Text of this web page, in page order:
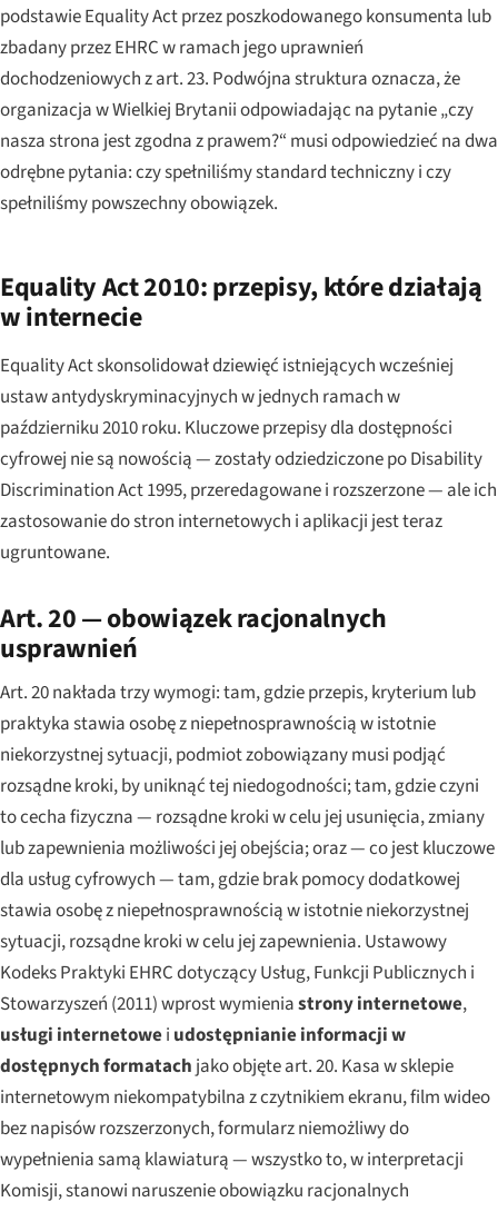
podstawie Equality Act przez poszkodowanego konsumenta lub
zbadany przez EHRC w ramach jego uprawnień
dochodzeniowych z art. 23. Podwójna struktura oznacza, że
organizacja w Wielkiej Brytanii odpowiadając na pytanie „czy
nasza strona jest zgodna z prawem?“ musi odpowiedzieć na dwa
odrębne pytania: czy spełniliśmy standard techniczny i czy
spełniliśmy powszechny obowiązek.
Equality Act 2010: przepisy, które działają
w internecie
Equality Act skonsolidował dziewięć istniejących wcześniej
ustaw antydyskryminacyjnych w jednych ramach w
październiku 2010 roku. Kluczowe przepisy dla dostępności
cyfrowej nie są nowością — zostały odziedziczone po Disability
Discrimination Act 1995, przeredagowane i rozszerzone — ale ich
zastosowanie do stron internetowych i aplikacji jest teraz
ugruntowane.
Art. 20 — obowiązek racjonalnych
usprawnień
Art. 20 nakłada trzy wymogi: tam, gdzie przepis, kryterium lub
praktyka stawia osobę z niepełnosprawnością w istotnie
niekorzystnej sytuacji, podmiot zobowiązany musi podjąć
rozsądne kroki, by uniknąć tej niedogodności; tam, gdzie czyni
to cecha fizyczna — rozsądne kroki w celu jej usunięcia, zmiany
lub zapewnienia możliwości jej obejścia; oraz — co jest kluczowe
dla usług cyfrowych — tam, gdzie brak pomocy dodatkowej
stawia osobę z niepełnosprawnością w istotnie niekorzystnej
sytuacji, rozsądne kroki w celu jej zapewnienia. Ustawowy
Kodeks Praktyki EHRC dotyczący Usług, Funkcji Publicznych i
Stowarzyszeń (2011) wprost wymieniastrony internetowe,
usługi internetowei udostępnianie informacji w
dostępnych formatach jako objęte art. 20. Kasa w sklepie
internetowym niekompatybilna z czytnikiem ekranu, film wideo
bez napisów rozszerzonych, formularz niemożliwy do
wypełnienia samą klawiaturą — wszystko to, w interpretacji
Komisji, stanowi naruszenie obowiązku racjonalnych